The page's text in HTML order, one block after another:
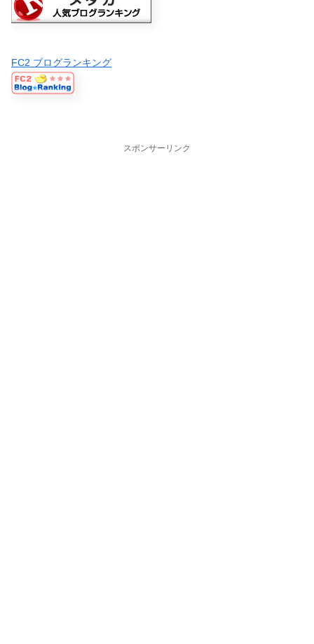
FC2 ブログランキング
スポンサーリンク